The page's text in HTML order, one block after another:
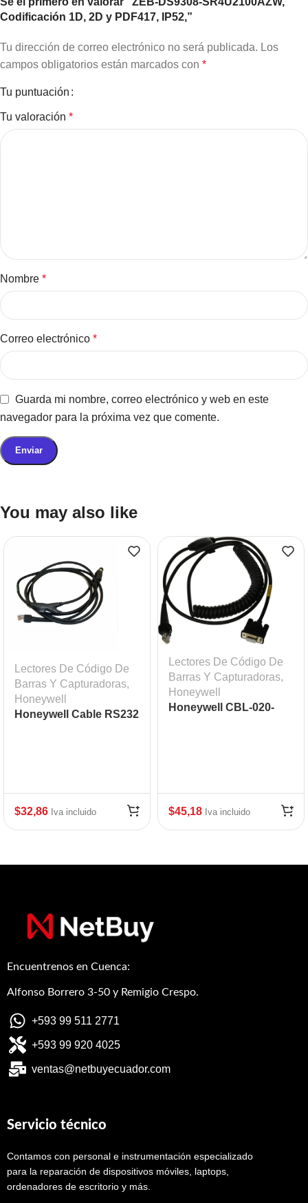
Codificación 1D, 2D y PDF417, IP52,”
Tu dirección de correo electrónico no será publicada. Los
campos obligatorios están marcados con *
Tu puntuación
Tu valoración *
Nombre *
Correo electrónico *
Guarda mi nombre, correo electrónico y web en este
navegador para la próxima vez que comente.
You may also like
Lectores De Código De
Barras Y Capturadoras,
Honeywell
Honeywell Cable RS232
$32,86 Iva incluido
Lectores De Código De
Barras Y Capturadoras,
Honeywell
Honeywell CBL-020-
$45,18 Iva incluido
Encuentrenos en Cuenca:
Alfonso Borrero 3-50 y Remigio Crespo.
+593 99 511 2771
+593 99 920 4025
ventas@netbuyecuador.com
Servicio técnico
Contamos con personal e instrumentación especializado
para la reparación de dispositivos móviles, laptops,
ordenadores de escritorio y más.